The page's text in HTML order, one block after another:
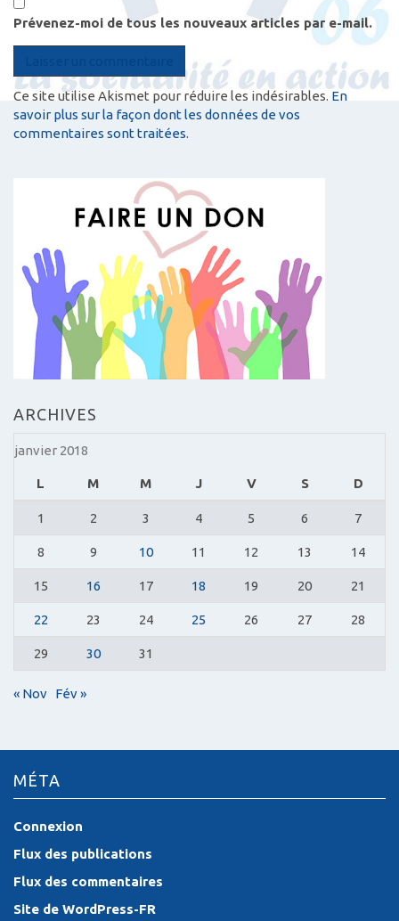
Prévenez-moi de tous les nouveaux articles par e-mail.
Ce site utilise Akismet pour réduire les indésirables. En
savoir plus sur la façon dont les données de vos
commentaires sont traitées.
ARCHIVES
janvier 2018
L M M J V S D
1 2 3 4 5 6 7
8 9 10 11 12 13 14
15 16 17 18 19 20 21
22 23 24 25 26 27 28
29 30 31
« Nov Fév »
MÉTA
Connexion
Flux des publications
Flux des commentaires
Site de WordPress-FR